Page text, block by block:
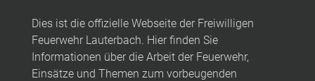
Dies ist die offizielle Webseite der Freiwilligen
Feuerwehr Lauterbach. Hier finden Sie
Informationen über die Arbeit der Feuerwehr,
Einsätze und Themen zum vorbeugenden